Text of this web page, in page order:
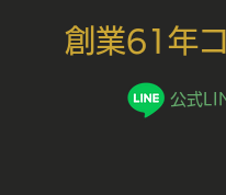
創業61
公式